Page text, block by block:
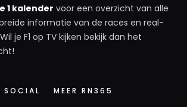
1 kalender voor een overzicht van alle
informatie van de races en real-
je F1 op TV kijken bekijk dan het
SOCIAL
MEER RN365